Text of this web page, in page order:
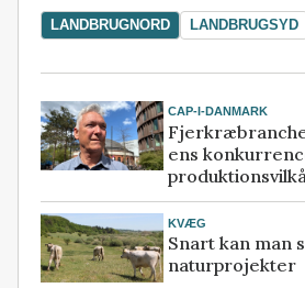
LANDBRUGNORD LANDBRUGSYD
CAP-I-DANMARK
ens
KVÆG
Snart kan man
naturprojekter